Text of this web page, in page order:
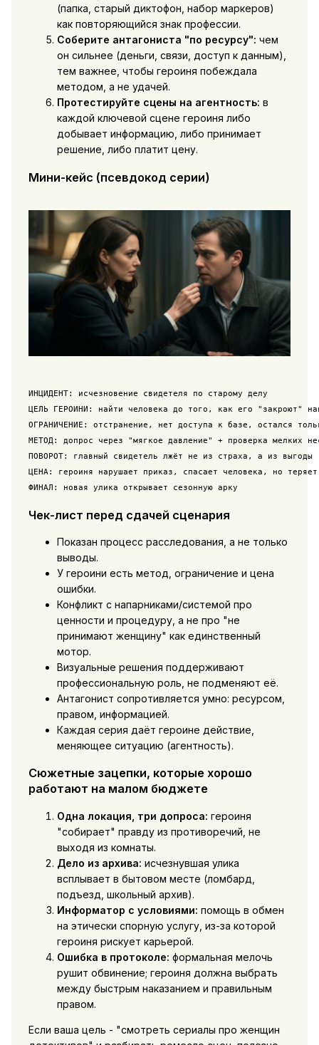
(папка, старый диктофон, набор маркеров)
как повторяющийся знак профессии.
Соберите антагониста "по ресурсу": чем
он сильнее (деньги, связи, доступ к данным),
тем важнее, чтобы героиня побеждала
методом, а не удачей.
Протестируйте сцены на агентность: в
каждой ключевой сцене героиня либо
добывает информацию, либо принимает
решение, либо платит цену.
Мини-кейс (псевдокод серии)
ИНЦИДЕНТ: исчезновение свидетеля по старому делу
ЦЕЛЬ ГЕРОИНИ: найти человека до того, как его "закроют"
ОГРАНИЧЕНИЕ: отстранение, нет доступа к базе, остался
МЕТОД: допрос через "мягкое давление" + проверка мелких
ПОВОРОТ: главный свидетель лжёт не из страха, а из выгоды
ЦЕНА: героиня нарушает приказ, спасает человека, но теряет
Чек-лист перед сдачей сценария
Показан процесс расследования, а не только
выводы.
У героини есть метод, ограничение и цена
ошибки.
Конфликт с напарниками/системой про
ценности и процедуру, а не про "не
принимают женщину" как единственный
мотор.
Визуальные решения поддерживают
профессиональную роль, не подменяют её.
Антагонист сопротивляется умно: ресурсом,
правом, информацией.
Каждая серия даёт героине действие,
меняющее ситуацию (агентность).
Сюжетные зацепки, которые хорошо
работают на малом бюджете
Одна локация, три допроса: героиня
"собирает" правду из противоречий, не
выходя из комнаты.
Дело из архива: исчезнувшая улика
всплывает в бытовом месте (ломбард,
подъезд, школьный архив).
Информатор с условиями: помощь в обмен
на этически спорную услугу, из-за которой
героиня рискует карьерой.
Ошибка в протоколе: формальная мелочь
рушит обвинение; героиня должна выбрать
между быстрым наказанием и правильным
правом.
Если ваша цель - "смотреть сериалы про женщин